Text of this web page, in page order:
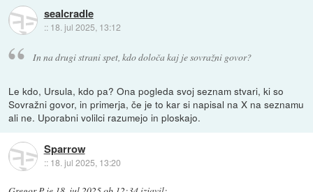
sealcradle
:: 18. jul 2025, 13:12
In na drugi strani spet, kdo določa kaj je sovražni govor?
Le kdo, Ursula, kdo pa? Ona pogleda svoj seznam stvari, ki so
Sovražni govor, in primerja, če je to kar si napisal na X na seznamu
ali ne. Uporabni volilci razumejo in ploskajo.
Sparrow
:: 18. jul 2025, 13:20